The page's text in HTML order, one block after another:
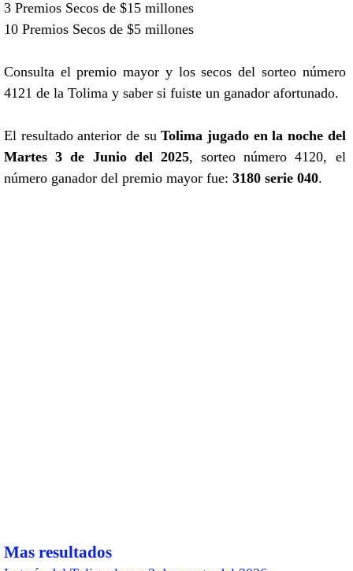
3 Premios Secos de $15 millones
10 Premios Secos de $5 millones
Consulta el premio mayor y los secos del sorteo número
4121 de la Tolima y saber si fuiste un ganador afortunado.
El resultado anterior de suTolima jugado en la noche del
Martes 3 de Junio del 2025, sorteo número 4120, el
número ganador del premio mayor fue: 3180 serie 040.
Mas resultados